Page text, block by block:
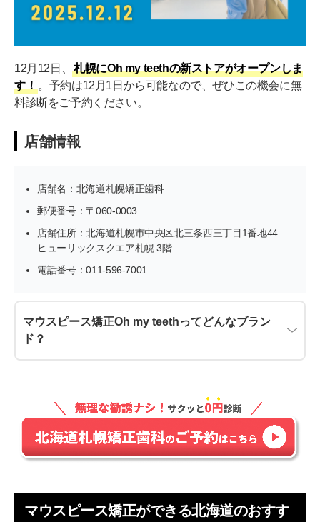
12月12日、
札幌にOh my teethの新ストアがオープンしま
す！ 。予約は12月1日から可能なので、ぜひこの機会に無
料診断をご予約ください。
店舗情報
店舗名：北海道札幌矯正歯科
郵便番号：〒060-0003
店舗住所：北海道札幌市中央区北三条西三丁目1番地44
ヒューリックスクエア札幌 3階
電話番号：011-596-7001
マウスピース矯正Oh my teethってどんなブラン
ド？
マウスピース矯正ができる北海道のおすす